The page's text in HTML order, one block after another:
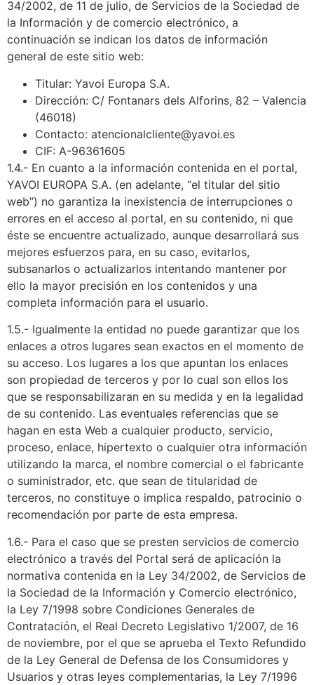
34/2002, de 11 de julio, de Servicios de la Sociedad de
la Información y de comercio electrónico, a
continuación se indican los datos de información
general de este sitio web:
Titular: Yavoi Europa S.A.
Dirección: C/ Fontanars dels Alforins, 82 – Valencia
(46018)
Contacto: atencionalcliente@yavoi.es
CIF: A-96361605
1.4.- En cuanto a la información contenida en el portal,
YAVOI EUROPA S.A. (en adelante, “el titular del sitio
web”) no garantiza la inexistencia de interrupciones o
errores en el acceso al portal, en su contenido, ni que
éste se encuentre actualizado, aunque desarrollará sus
mejores esfuerzos para, en su caso, evitarlos,
subsanarlos o actualizarlos intentando mantener por
ello la mayor precisión en los contenidos y una
completa información para el usuario.
1.5.- Igualmente la entidad no puede garantizar que los
enlaces a otros lugares sean exactos en el momento de
su acceso. Los lugares a los que apuntan los enlaces
son propiedad de terceros y por lo cual son ellos los
que se responsabilizaran en su medida y en la legalidad
de su contenido. Las eventuales referencias que se
hagan en esta Web a cualquier producto, servicio,
proceso, enlace, hipertexto o cualquier otra información
utilizando la marca, el nombre comercial o el fabricante
o suministrador, etc. que sean de titularidad de
terceros, no constituye o implica respaldo, patrocinio o
recomendación por parte de esta empresa.
1.6.- Para el caso que se presten servicios de comercio
electrónico a través del Portal será de aplicación la
normativa contenida en la Ley 34/2002, de Servicios de
la Sociedad de la Información y Comercio electrónico,
la Ley 7/1998 sobre Condiciones Generales de
Contratación, el Real Decreto Legislativo 1/2007, de 16
de noviembre, por el que se aprueba el Texto Refundido
de la Ley General de Defensa de los Consumidores y
Usuarios y otras leyes complementarias, la Ley 7/1996